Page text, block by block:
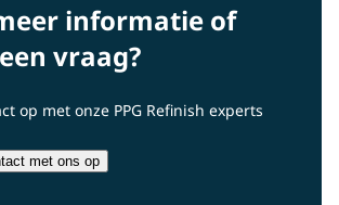
informatie of
vraag?
op met onze PPG Refinish experts
met ons op